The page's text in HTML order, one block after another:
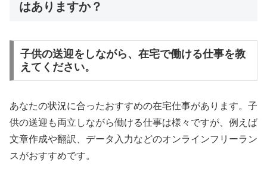
はありますか？
子供の送迎をしながら、在宅で働ける仕事を教
えてください。
あなたの状況に合ったおすすめの在宅仕事があります。子
供の送迎も両立しながら働ける仕事は様々ですが、例えば
文章作成や翻訳、データ入力などのオンラインフリーラン
スがおすすめです。